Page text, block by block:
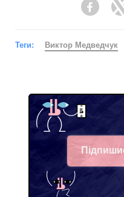
Теги: Виктор Медведчук
Facebook